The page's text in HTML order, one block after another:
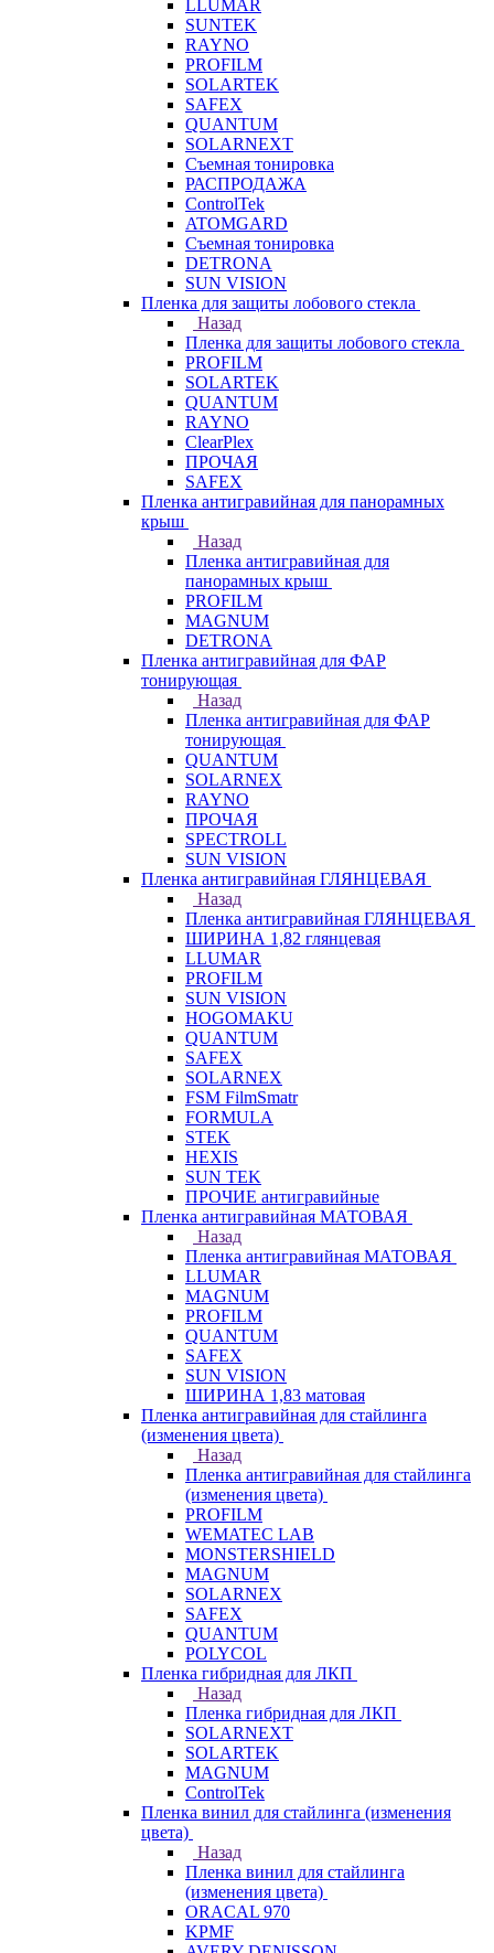
LLUMAR
SUNTEK
RAYNO
PROFILM
SOLARTEK
SAFEX
QUANTUM
SOLARNEXT
Съемная тонировка
РАСПРОДАЖА
ControlTek
ATOMGARD
Съемная тонировка
DETRONA
SUN VISION
Пленка для защиты лобового стекла
Назад
Пленка для защиты лобового стекла
PROFILM
SOLARTEK
QUANTUM
RAYNO
ClearPlex
ПРОЧАЯ
SAFEX
Пленка антигравийная для панорамных
крыш
Назад
Пленка антигравийная для
панорамных крыш
PROFILM
MAGNUM
DETRONA
Пленка антигравийная для ФАР
тонирующая
Назад
Пленка антигравийная для ФАР
тонирующая
QUANTUM
SOLARNEX
RAYNO
ПРОЧАЯ
SPECTROLL
SUN VISION
Пленка антигравийная ГЛЯНЦЕВАЯ
Назад
Пленка антигравийная ГЛЯНЦЕВАЯ
ШИРИНА 1,82 глянцевая
LLUMAR
PROFILM
SUN VISION
HOGOMAKU
QUANTUM
SAFEX
SOLARNEX
FSM FilmSmatr
FORMULA
STEK
HEXIS
SUN TEK
ПРОЧИЕ антигравийные
Пленка антигравийная МАТОВАЯ
Назад
Пленка антигравийная МАТОВАЯ
LLUMAR
MAGNUM
PROFILM
QUANTUM
SAFEX
SUN VISION
ШИРИНА 1,83 матовая
Пленка антигравийная для стайлинга
(изменения цвета)
Назад
Пленка антигравийная для стайлинга
(изменения цвета)
PROFILM
WEMATEC LAB
MONSTERSHIELD
MAGNUM
SOLARNEX
SAFEX
QUANTUM
POLYCOL
Пленка гибридная для ЛКП
Назад
Пленка гибридная для ЛКП
SOLARNEXT
SOLARTEK
MAGNUM
ControlTek
Пленка винил для стайлинга (изменения
цвета)
Назад
Пленка винил для стайлинга
(изменения цвета)
ORACAL 970
KPMF